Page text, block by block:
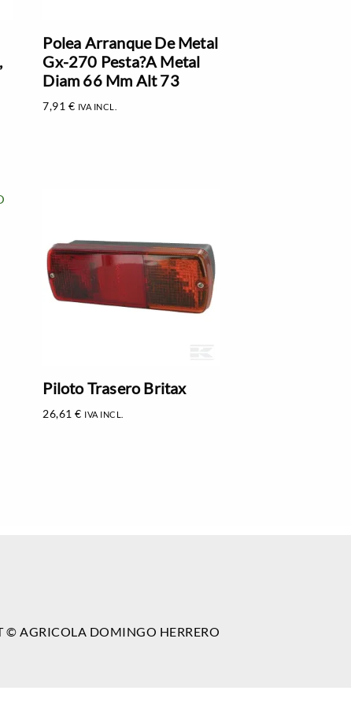
Polea Arranque De Metal
Gx-270 Pesta?A Metal
Diam 66 Mm Alt 73
7,91 € IVA INCL.
Piloto Trasero Britax
26,61€ IVA INCL.
© AGRICOLA DOMINGO HERRERO